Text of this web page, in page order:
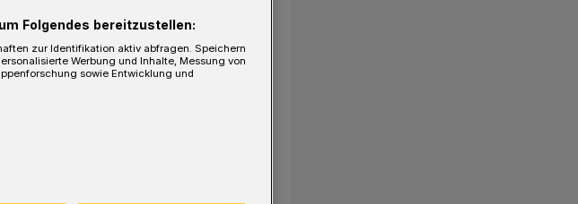
Folgendes bereitzustellen:
zur Identifikation aktiv abfragen. Speichern
Werbung und Inhalte, Messung von
sowie Entwicklung und